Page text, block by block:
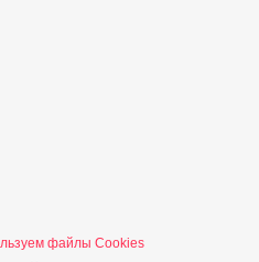
файлы Cookies